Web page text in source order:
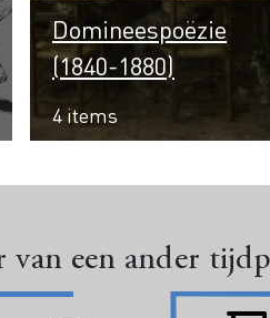
Domineespoëzie
(1840-1880)
4 items
een ander